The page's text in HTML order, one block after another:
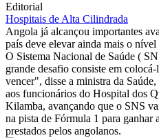
Editorial
Hospitais de Alta Cilindrada
Angola já alcançou importantes
país deve elevar ainda mais o
O Sistema Nacional de Saúde (
grande desafio consiste em
vencer", disse a ministra da
aos funcionários do Hospital dos
Kilamba, avançando que o SNS
na pista de Fórmula 1 para ganhar
prestados pelos angolanos.